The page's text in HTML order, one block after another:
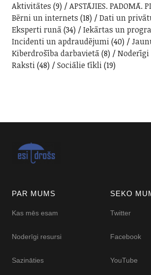
Aktivitātes (9) APSTĀJIES. PADOMĀ.
Bērni un internets (18) Dati un
Eksperti runā(34) Iekārtas un
Incidenti un apdraudējumi(40)
Kiberdrošība darbavietā(8)
Raksti(48) Sociālie tīkli(19)
PAR MUMS
Kas mēs esam
Noderīgi resursi
Sazināties
SEKO
Twitter
Facebook
YouTube